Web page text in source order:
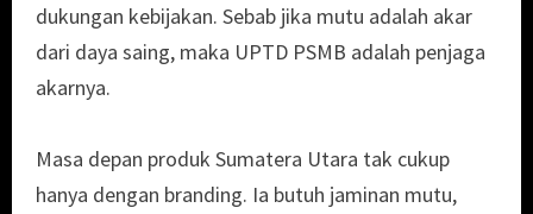
dukungan kebijakan. Sebab jika mutu adalah akar
dari daya saing, maka UPTD PSMB adalah penjaga
akarnya.
Masa depan produk Sumatera Utara tak cukup
hanya dengan branding. Ia butuh jaminan mutu,